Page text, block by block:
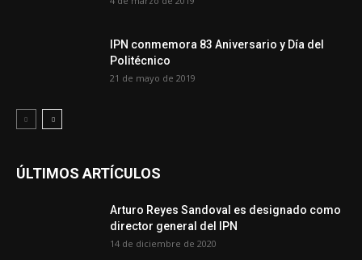
IPN conmemora 83 Aniversario y Día del
Politécnico
21 de mayo de 2019
ÚLTIMOS ARTÍCULOS
Arturo Reyes Sandoval es designado como
director general del IPN
14 de diciembre de 2020